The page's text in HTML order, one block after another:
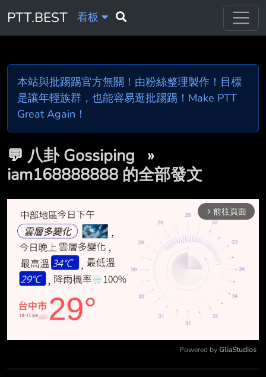
PTT.BEST 看板
本站與批踢踢官方無關！由粉絲整理製作！目標
是讓年輕族群，也能容易逛批踢踢！Make PTT
Great Again！
💬 八卦 Gossiping
»
iam168888888 的全部發文
arrow_forward_ios 前往頁面
Powered by GliaStudios